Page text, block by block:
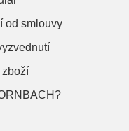
od smlouvy
zboží